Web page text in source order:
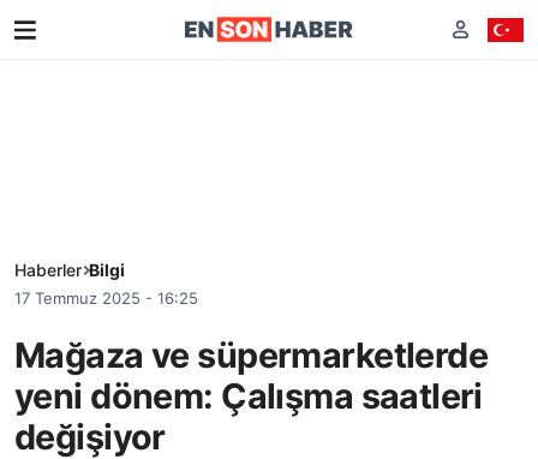
Haberler Bilgi
17 Temmuz 2025 - 16:25
Mağaza ve süpermarketlerde
yeni dönem: Çalışma saatleri
değişiyor